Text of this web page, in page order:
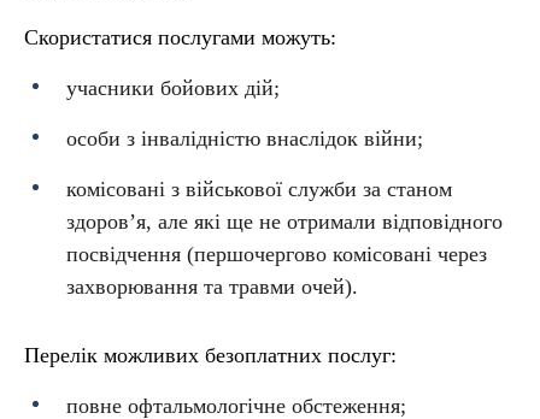
Скористатися послугами можуть:
учасники бойових дій;
особи з інвалідністю внаслідок війни;
комісовані з військової служби за станом
здоровʼя, але які ще не отримали відповідного
посвідчення (першочергово комісовані через
захворювання та травми очей).
Перелік можливих безоплатних послуг:
повне офтальмологічне обстеження;